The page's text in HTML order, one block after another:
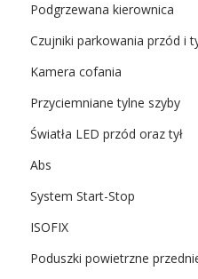
Podgrzewana kierownica
Czujniki parkowania przód i
Kamera cofania
Przyciemniane tylne szyby
Światła LED przód oraz tył
Abs
System Start-Stop
ISOFIX
Poduszki powietrzne